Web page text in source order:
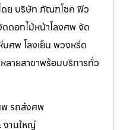
ดย บริษัท ภัณฑโชค ฟิว
ดอกไม้หน้าโลงศพ จัด
บศพ โลงเย็น พวงหรีด
ลายสาขาพร้อมบริการทั่ว
รถส่งศพ
งานใหญ่